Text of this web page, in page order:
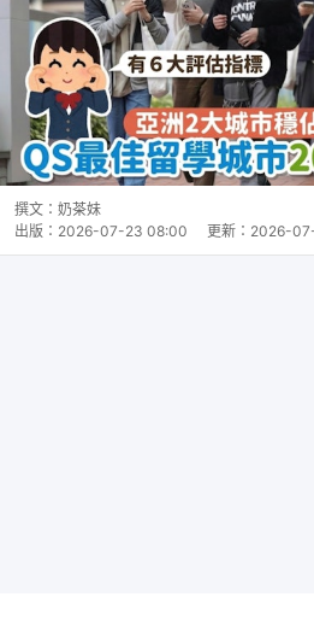
撰文： 奶茶妹
出版： 2026-07-23 08:00 更新： 2026-